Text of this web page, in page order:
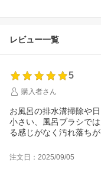
レビュー一覧
5
購入者さん
お風呂の排水溝掃除や
小さい、風呂ブラシで
る感じがなく汚れ落ち
これが解決してくれま
代用しながら、結局戻っ
注文日：2025/09/05